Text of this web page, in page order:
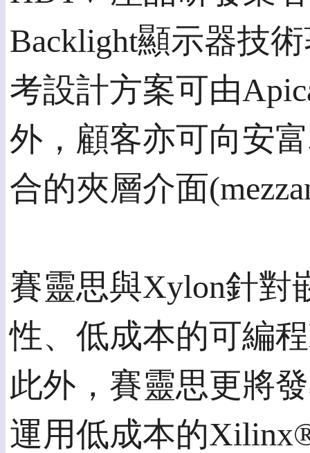
Backlight顯示器技
考設計方案可由
外，顧客亦可向安
合的夾層介面
賽靈思與Xylon針對
性、低成本的可編
此外，賽靈思更將
運用低成本的